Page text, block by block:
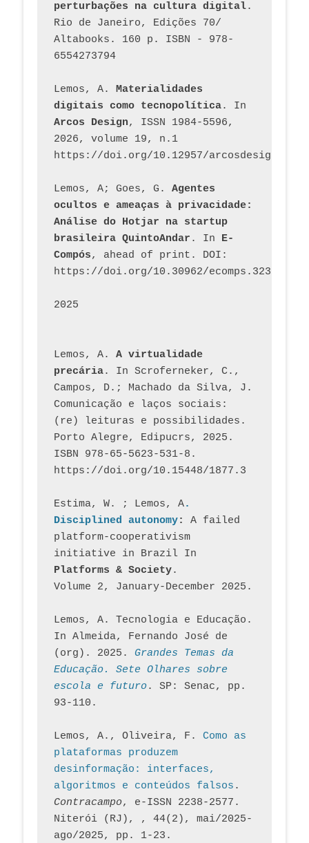
perturbações na cultura digital.
Rio de Janeiro, Edições 70/
Altabooks. 160 p. ISBN - 978-
6554273794
Lemos, A. Materialidades
digitais como tecnopolítica
Arcos Design, ISSN 1984-5596,
2026, volume 19, n.1
https://doi.org/10.12957/
Lemos, A; Goes, G. Agentes
ocultos e ameaças à privacidade:
Análise do Hotjar na startup
brasileira QuintoAndar . In E-
Compós, ahead of print. DOI:
https://doi.org/10.30962/ecomps.3231
2025
Lemos, A. A virtualidade
precária. In Scroferneker, C.,
Campos, D.; Machado da Silva, J.
Comunicação e laços sociais:
(re) leituras e possibilidades.
Porto Alegre, Edipucrs, 2025.
ISBN 978-65-5623-531-8.
https://doi.org/10.15448/1877.3
Estima, W. ; Lemos, A.
Disciplined autonomy: A failed
platform-cooperativism
initiative in Brazil In
Platforms & Society.
Volume 2, January-December 2025.
Lemos, A. Tecnologia e Educação.
In Almeida, Fernando José de
(org). 2025. Grandes Temas da
Educação. Sete Olhares sobre
escola e futuro. SP: Senac, pp.
93-110.
Lemos, A., Oliveira, F. Como as
plataformas produzem
desinformação: interfaces,
algoritmos e conteúdos falsos
Contracampo, e-ISSN 2238-2577.
Niterói (RJ), , 44(2), mai/2025-
ago/2025, pp. 1-23.